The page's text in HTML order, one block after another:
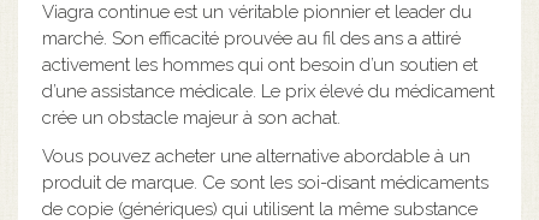
Viagra continue est un véritable pionnier et leader du
marché. Son efficacité prouvée au fil des ans a attiré
activement les hommes qui ont besoin d’un soutien et
d’une assistance médicale. Le prix élevé du médicament
crée un obstacle majeur à son achat.
Vous pouvez acheter une alternative abordable à un
produit de marque. Ce sont les soi-disant médicaments
de copie (génériques) qui utilisent la même substance